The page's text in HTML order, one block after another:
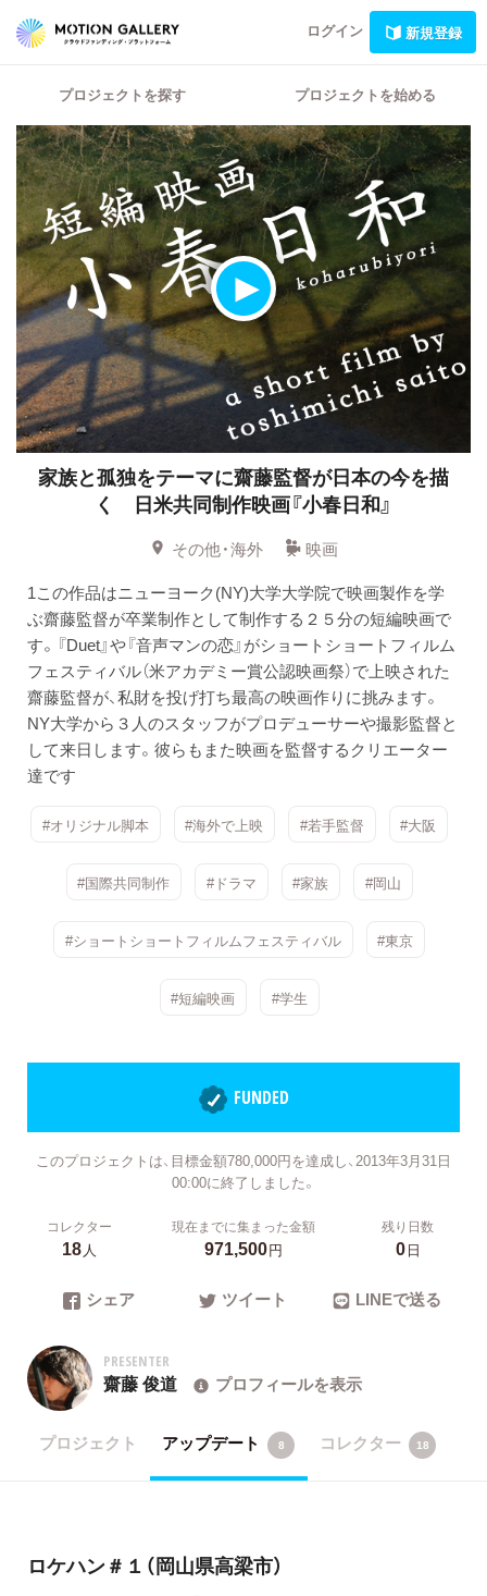
ログイン 新規登録
プロジェクトを探す プロジェクトを始める
家族と孤独をテーマに齋藤監督が日本の今を描
く 日米共同制作映画『小春日和』
その他・海外
映画
1この作品はニューヨーク(NY)大学大学院で映画製作を学
ぶ齋藤監督が卒業制作として制作する２５分の短編映画で
す。『Duet』や『音声マンの恋』がショートショートフィルム
フェスティバル（米アカデミー賞公認映画祭）で上映された
齋藤監督が、私財を投げ打ち最高の映画作りに挑みます。
NY大学から３人のスタッフがプロデューサーや撮影監督と
して来日します。彼らもまた映画を監督するクリエーター
達です
#オリジナル脚本 #海外で上映 #若手監督 #大阪
#国際共同制作 #ドラマ #家族 #岡山
#ショートショートフィルムフェスティバル #東京
#短編映画 #学生
FUNDED
このプロジェクトは、目標金額780,000円を達成し、2013年3月31日
00:00に終了しました。
コレクター
18人
現在までに集まった金額
971,500円
残り日数
0日
シェア ツイート LINEで送る
PRESENTER
齋藤 俊道 プロフィールを表示
プロジェクト アップデート 8 コレクター 18
ロケハン＃１（岡山県高梁市）